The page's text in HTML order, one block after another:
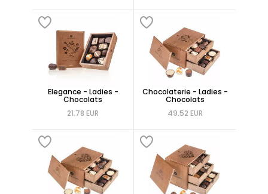
Elegance - Ladies -
Chocolats
21.78 EUR
Chocolaterie - Ladies -
Chocolats
49.52 EUR